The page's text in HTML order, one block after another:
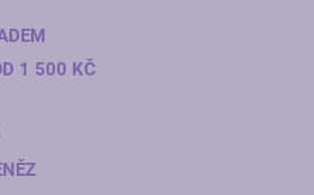
1 500 KČ